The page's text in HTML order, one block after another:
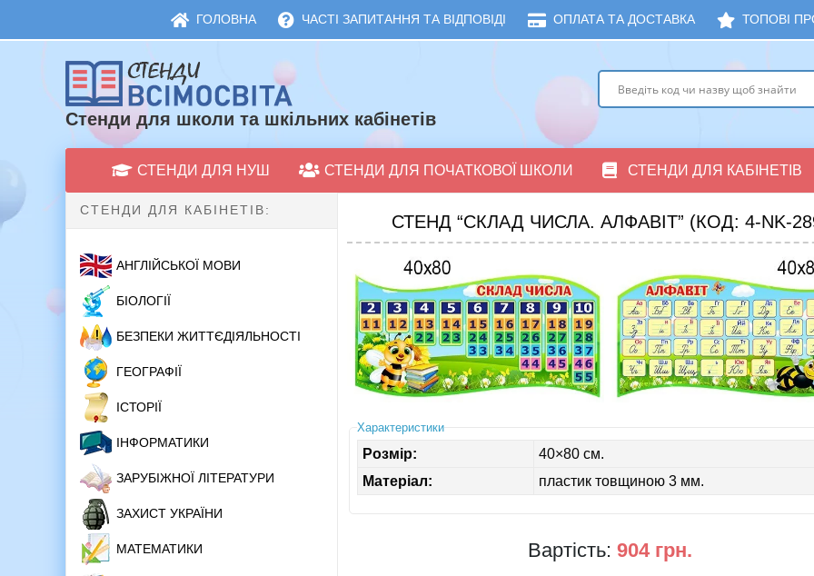
ГОЛОВНА ЧАСТІ ЗАПИТАННЯ ТА ВІДПОВІДІ ОПЛАТА ТА ДОСТАВКА ТОПОВІ
Стенди для школи та шкільних кабінетів
СТЕНДИ ДЛЯ НУШ СТЕНДИ ДЛЯ ПОЧАТКОВОЇ ШКОЛИ СТЕНДИ ДЛЯ КАБІНЕТІВ
СТЕНДИ ДЛЯ КАБІНЕТІВ:
АНГЛІЙСЬКОЇ МОВИ
БІОЛОГІЇ
БЕЗПЕКИ ЖИТТЄДІЯЛЬНОСТІ
ГЕОГРАФІЇ
ІСТОРІЇ
ІНФОРМАТИКИ
ЗАРУБІЖНОЇ ЛІТЕРАТУРИ
ЗАХИСТ УКРАЇНИ
МАТЕМАТИКИ
СТЕНД “СКЛАД ЧИСЛА. АЛФАВІТ” (КОД: 4-NK-
Характеристики
Розмір:
40×80 см.
Матеріал:
пластик товщиною 3 мм.
Вартість: 904 грн.